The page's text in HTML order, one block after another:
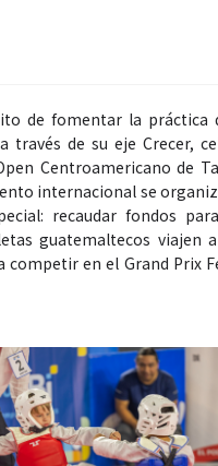
de fomentar la práctica
través de su eje Crecer,
Centroamericano de
internacional se
recaudar fondos
guatemaltecos viajen
competir en el Grand Prix